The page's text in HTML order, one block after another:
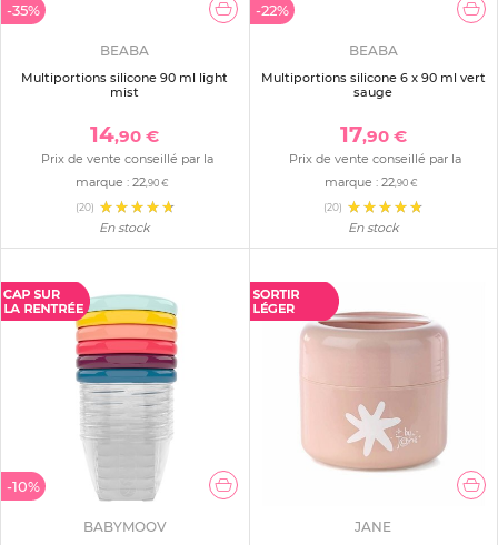
-35%
BEABA
Multiportions silicone 90 ml light
mist
14,90 €
Prix de vente conseillé par la
marque :22 ,90 €
(20)
En stock
-22%
BEABA
Multiportions silicone 6 x 90 ml vert
sauge
17,90 €
Prix de vente conseillé par la
marque : 22,90 €
(20)
En stock
-10%
BABYMOOV JANE